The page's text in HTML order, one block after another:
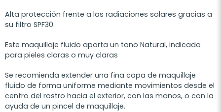
Alta protección frente a las radiaciones solares gracias a
su filtro SPF30.
Este maquillaje fluido aporta un tono Natural, indicado
para pieles claras o muy claras
Se recomienda extender una fina capa de maquillaje
fluido de forma uniforme mediante movimientos desde el
centro del rostro hacia el exterior, con las manos, o con la
ayuda de un pincel de maquillaje.